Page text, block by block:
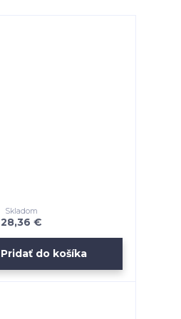
28,36 €
Skladom
Pridať do košíka